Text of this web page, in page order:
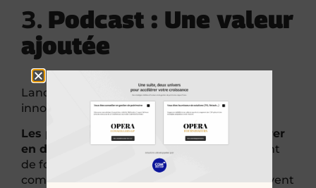
3. Podcast : Une valeur
ajoutée
Lancer un podcast peut être une manière
innovante de rejoindre votre audience.
Les podcasts offrent la possibilité d’explorer
en détail des sujets complexes,en profitant
de formats longs qui facilitent la
compréhension de concepts financiers souvent